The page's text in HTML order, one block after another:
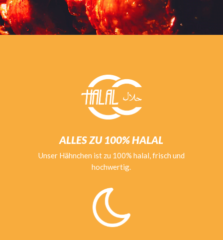
ALLES ZU 100% HALAL
Unser Hähnchen ist zu 100% halal, frisch und
hochwertig.